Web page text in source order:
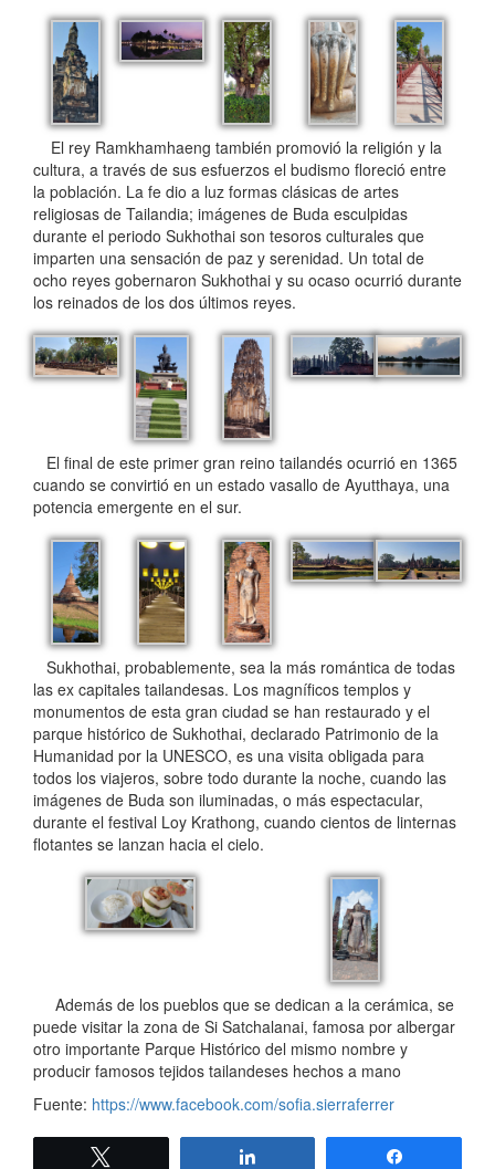
El rey Ramkhamhaeng también promovió la religión y la
cultura, a través de sus esfuerzos el budismo floreció entre
la población. La fe dio a luz formas clásicas de artes
religiosas de Tailandia; imágenes de Buda esculpidas
durante el periodo Sukhothai son tesoros culturales que
imparten una sensación de paz y serenidad. Un total de
ocho reyes gobernaron Sukhothai y su ocaso ocurrió durante
los reinados de los dos últimos reyes.
El final de este primer gran reino tailandés ocurrió en 1365
cuando se convirtió en un estado vasallo de Ayutthaya, una
potencia emergente en el sur.
Sukhothai, probablemente, sea la más romántica de todas
las ex capitales tailandesas. Los magníficos templos y
monumentos de esta gran ciudad se han restaurado y el
parque histórico de Sukhothai, declarado Patrimonio de la
Humanidad por la UNESCO, es una visita obligada para
todos los viajeros, sobre todo durante la noche, cuando las
imágenes de Buda son iluminadas, o más espectacular,
durante el festival Loy Krathong, cuando cientos de linternas
flotantes se lanzan hacia el cielo.
Además de los pueblos que se dedican a la cerámica, se
puede visitar la zona de Si Satchalanai, famosa por albergar
otro importante Parque Histórico del mismo nombre y
producir famosos tejidos tailandeses hechos a mano
Fuente: https://www.facebook.com/sofia.sierraferrer